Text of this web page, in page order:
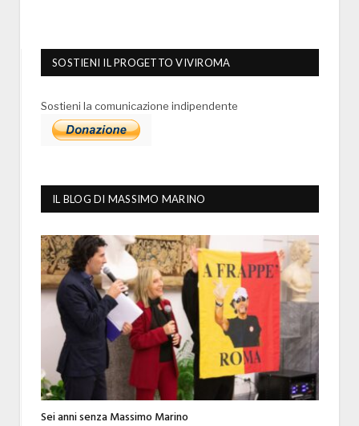
SOSTIENI IL PROGETTO VIVIROMA
Sostieni la comunicazione indipendente
IL BLOG DI MASSIMO MARINO
Sei anni senza Massimo Marino